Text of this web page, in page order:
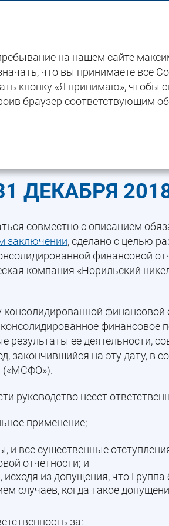
Заявление об ответственности
ДЕКАБРЯ
совместно с описанием
заключении, сделано с целью
финансовой
компания «Норильский
консолидированной финансовой
финансовое
результаты ее деятельности,
закончившийся на эту дату, в
(«МСФО»).
руководство несет
применение;
и все существенные
отчетности; и
из допущения, что
случаев, когда такое
за:
на нашем сайте
что вы принимаете все
кнопку «Я принимаю», чтобы
браузер соответствующим